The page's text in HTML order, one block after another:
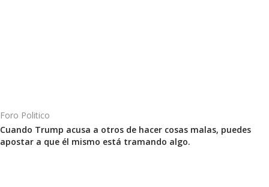
Foro Politico
Cuando Trump acusa a otros de hacer cosas malas, puedes
apostar a que él mismo está tramando algo.